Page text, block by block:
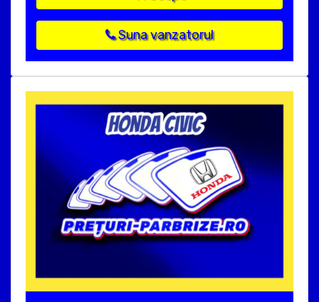
Suna vanzatorul